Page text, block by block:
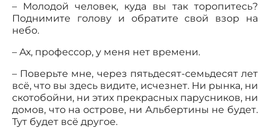
– Молодой человек, куда вы так торопитесь?
Поднимите голову и обратите свой взор на
небо.
– Ах, профессор, у меня нет времени.
– Поверьте мне, через пятьдесят-семьдесят лет
всё, что вы здесь видите, исчезнет. Ни рынка, ни
скотобойни, ни этих прекрасных парусников, ни
домов, что на острове, ни Альбертины не будет.
Тут будет всё другое.